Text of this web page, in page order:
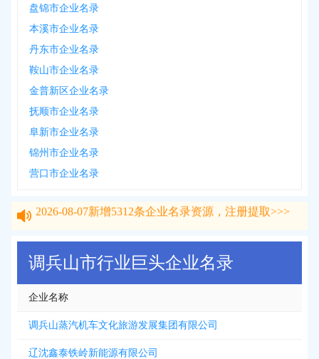
盘锦市企业名录
本溪市企业名录
丹东市企业名录
鞍山市企业名录
金普新区企业名录
抚顺市企业名录
阜新市企业名录
锦州市企业名录
营口市企业名录
调兵山市行业巨头企业名录
企业名称
调兵山蒸汽机车文化旅游发展集团有限公司
辽沈鑫泰铁岭新能源有限公司